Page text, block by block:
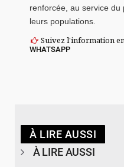
renforcée, au service
leurs populations.
Suivez l'information
WHATSAPP
À LIRE AUSSI
À LIRE AUSSI